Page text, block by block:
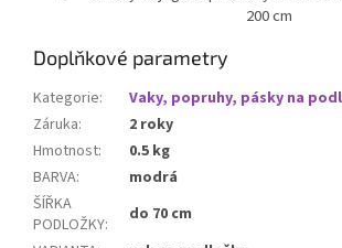
200 cm
Doplňkové parametry
Kategorie:
Vaky, popruhy, pásky na
Záruka:
2 roky
Hmotnost:
0.5 kg
BARVA:
modrá
ŠÍŘKA
PODLOŽKY:
do 70 cm